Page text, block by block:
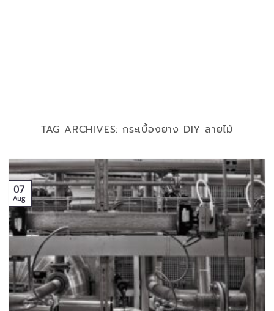
TAG ARCHIVES: กระเบื้องยาง DIY ลายไม้
07
Aug